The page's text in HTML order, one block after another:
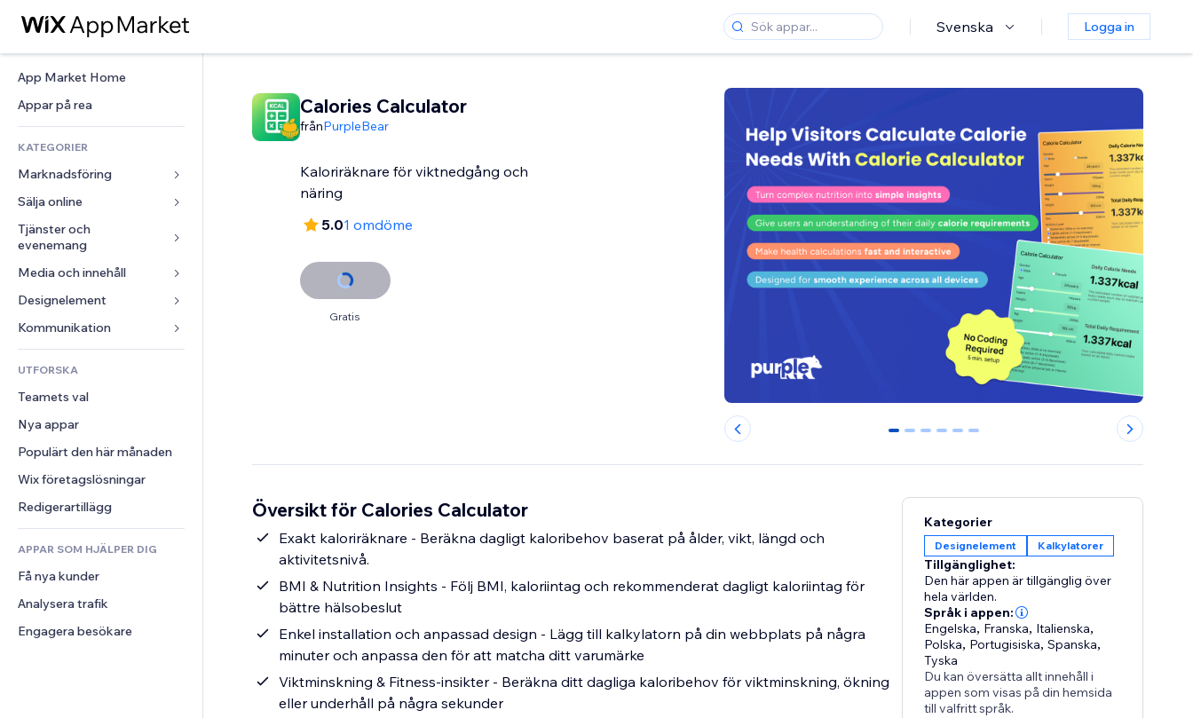
Svenska Logga in
App Market Home
Appar på rea
KATEGORIER
Marknadsföring
Annonser
Mobil
Statistik
Sociala medier
SEO
Interaktioner
Listningar
E-post
Konvertering
Sälja online
Appar för butiker
Frakt och leverans
Sälj-knappar
Onlinekurser
Beställtryck
Redovisning
Kuponger och lojalitet
Lagerlösningar
Dropshipping
Priser och abonnemang
Crowdfunding
Mat och dryck
Tjänster och
evenemang
Hotell
Evenemang
Restauranger
Fastigheter
Bokningar
Media och innehåll
Galleri
Musik
Podcasts
Fotografering
Video
PDF
Fildelning
Nyheter
Designelement
Kartor och navigering
Integritet och säkerhet
Klocka
Sidmallar
Bildeffekter
Knappar och menyer
Banners och märken
Kalkylatorer
Sök
Väder
Diagram och tabeller
Formulär
Undersökningar
Chatt
Kommentarer
Telefon
Community
Omdömen och recensioner
CRM
UTFORSKA
Teamets val
Nya appar
Populärt den här månaden
Wix företagslösningar
Redigerartillägg
APPAR SOM HJÄLPER DIG
Få nya kunder
Analysera trafik
Engagera besökare
Calories Calculator
frånPurpleBear
Kaloriräknare för viktnedgång och
näring
5.01 omdöme
Gratis
0 1 2 3 4 5
Översikt för Calories Calculator
Exakt kaloriräknare - Beräkna dagligt kaloribehov baserat på ålder, vikt, längd och
aktivitetsnivå.
BMI & Nutrition Insights - Följ BMI, kaloriintag och rekommenderat dagligt kaloriintag för
bättre hälsobeslut
Enkel installation och anpassad design - Lägg till kalkylatorn på din webbplats på några
minuter och anpassa den för att matcha ditt varumärke
Viktminskning & Fitness-insikter - Beräkna ditt dagliga kaloribehov för viktminskning, ökning
eller underhåll på några sekunder
Kategorier
Designelement Kalkylatorer
Tillgänglighet:
Den här appen är tillgänglig över
hela världen.
Språk i appen:
Engelska, Franska, Italienska,
Polska, Portugisiska,Spanska,
Tyska
Du kan översätta allt innehåll i
appen som visas på din hemsida
till valfritt språk.